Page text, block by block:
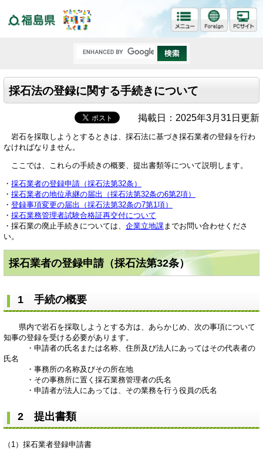
採石法の登録に関する手続きについて
掲載日：2025年3月31日更新
岩石を採取しようとするときは、採石法に基づき採石業者の登録を行わ
なければなりません。
ここでは、これらの手続きの概要、提出書類等について説明します。
・ 採石業者の登録申請（採石法第32条）
・ 採石業者の地位承継の届出（採石法第32条の6第2項）
・ 登録事項変更の届出（採石法第32条の7第1項）
・ 採石業務管理者試験合格証再交付について
・採石業の廃止手続きについては、 企業立地課までお問い合わせくださ
い。
採石業者の登録申請（採石法第32条）
1 手続の概要
県内で岩石を採取しようとする方は、あらかじめ、次の事項について
知事の登録を受ける必要があります。
・申請者の氏名または名称、住所及び法人にあってはその代表者の
氏名
・事務所の名称及びその所在地
・その事務所に置く採石業務管理者の氏名
・申請者が法人にあっては、その業務を行う役員の氏名
2 提出書類
（1）採石業者登録申請書